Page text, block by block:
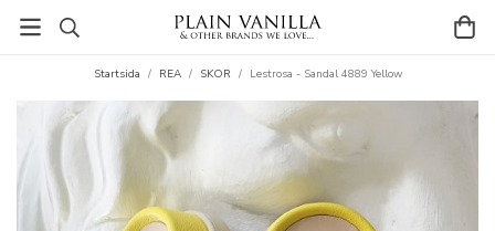
Startsida / REA / SKOR / Lestrosa - Sandal 4889 Yellow